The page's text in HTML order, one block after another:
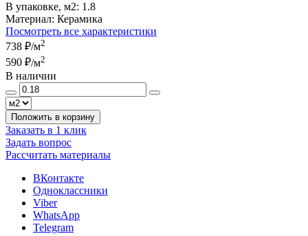
В упаковке, м2: 1.8
Материал: Керамика
Посмотреть все характеристики
738 ₽/м2
590 ₽/м2
В наличии
Положить в корзину
Заказать в 1 клик
Задать вопрос
Рассчитать материалы
ВКонтакте
Одноклассники
Viber
WhatsApp
Telegram